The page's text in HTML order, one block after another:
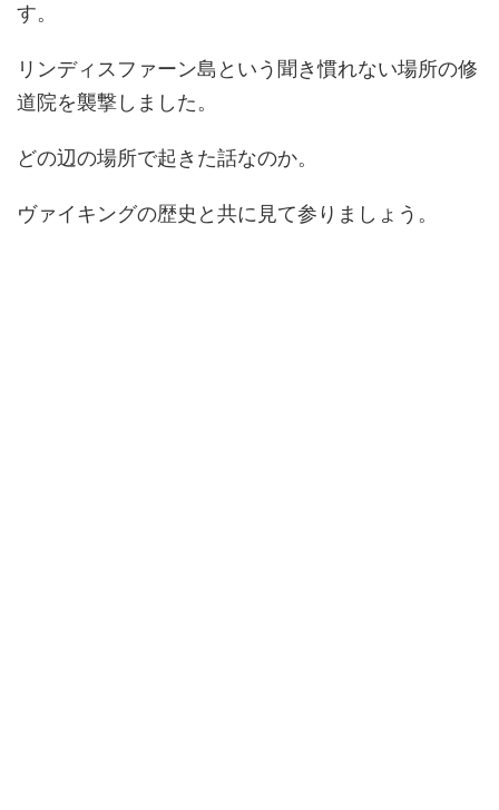
す。
リンディスファーン島という聞き慣れない場所の修
道院を襲撃しました。
どの辺の場所で起きた話なのか。
ヴァイキングの歴史と共に見て参りましょう。